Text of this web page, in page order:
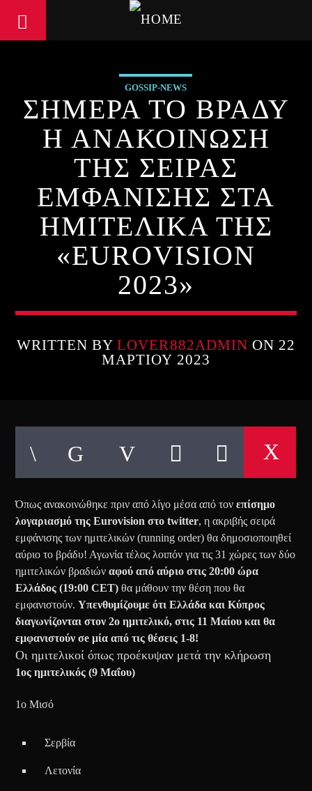
GOSSIP-NEWS
ΣΗΜΕΡΑ ΤΟ ΒΡΑΔΥ
Η ΑΝΑΚΟΙΝΩΣΗ
ΤΗΣ ΣΕΙΡΑΣ
ΕΜΦΑΝΙΣΗΣ ΣΤΑ
ΗΜΙΤΕΛΙΚΑ ΤΗΣ
«EUROVISION
2023»
WRITTEN BYLOVER882ADMIN ON 22
ΜΑΡΤΊΟΥ 2023
Όπως ανακοινώθηκε πριν από λίγο μέσα από τονεπίσημο
λογαριασμό της Eurovision στο twitter, η ακριβής σειρά
εμφάνισης των ημιτελικών (running order) θα δημοσιοποιηθεί
αύριο το βράδυ! Αγωνία τέλος λοιπόν για τις 31 χώρες των δύο
ημιτελικών βραδιώναφού από αύριο στις 20:00 ώρα
Ελλάδος (19:00 CET) θα μάθουν την θέση που θα
εμφανιστούν.Υπενθυμίζουμε ότι Ελλάδα και Κύπρος
διαγωνίζονται στον 2ο ημιτελικό, στις 11 Μαίου και θα
εμφανιστούν σe μία από τις θέσεις 1-8!
Οι ημιτελικοί όπως προέκυψαν μετά την κλήρωση
1ος ημιτελικός (9 Μαΐου)
1ο Μισό
Σερβία
Λετονία